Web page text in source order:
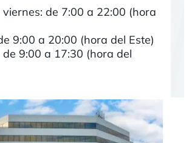
viernes: de 7:00 a 22:00 (hora
9:00 a 20:00 (hora del Este)
de 9:00 a 17:30 (hora del